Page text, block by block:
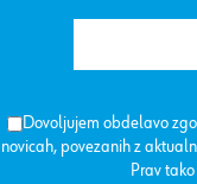
Dovoljujem obdelavo
novicah, povezanih z
Prav